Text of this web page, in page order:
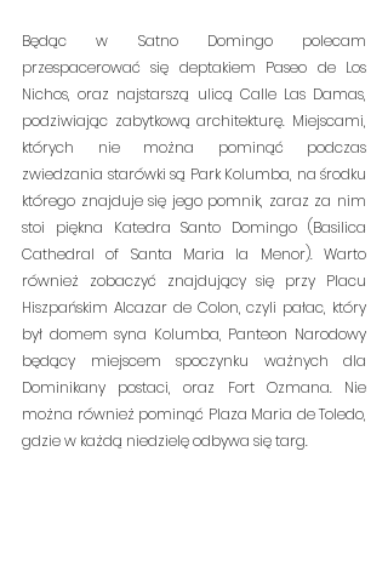
Będąc w Satno Domingo polecam
przespacerować się deptakiem Paseo de Los
Nichos, oraz najstarszą ulicą Calle Las Damas,
podziwiając zabytkową architekturę. Miejscami,
których nie można pominąć podczas
zwiedzania starówki są Park Kolumba, na środku
którego znajduje się jego pomnik, zaraz za nim
stoi piękna Katedra Santo Domingo (Basilica
Cathedral of Santa Maria la Menor). Warto
również zobaczyć znajdujący się przy Placu
Hiszpańskim Alcazar de Colon, czyli pałac, który
był domem syna Kolumba, Panteon Narodowy
będący miejscem spoczynku ważnych dla
Dominikany postaci, oraz Fort Ozmana. Nie
można również pominąć Plaza Maria de Toledo,
gdzie w każdą niedzielę odbywa się targ.